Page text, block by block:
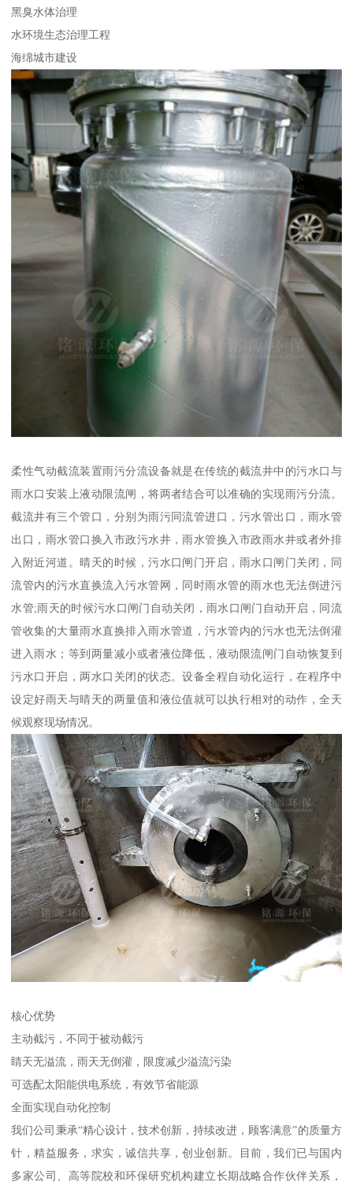
黑臭水体治理
水环境生态治理工程
海绵城市建设
柔性气动截流装置雨污分流设备就是在传统的截流井中的污水口与
雨水口安装上液动限流闸，将两者结合可以准确的实现雨污分流。
截流井有三个管口，分别为雨污同流管进口，污水管出口，雨水管
出口，雨水管口换入市政污水井，雨水管换入市政雨水井或者外排
入附近河道。晴天的时候，污水口闸门开启，雨水口闸门关闭，同
流管内的污水直换流入污水管网，同时雨水管的雨水也无法倒进污
水管;雨天的时候污水口闸门自动关闭，雨水口闸门自动开启，同流
管收集的大量雨水直换排入雨水管道，污水管内的污水也无法倒灌
进入雨水；等到两量减小或者液位降低，液动限流闸门自动恢复到
污水口开启，两水口关闭的状态。设备全程自动化运行，在程序中
设定好雨天与晴天的两量值和液位值就可以执行相对的动作，全天
候观察现场情况。
核心优势
主动截污，不同于被动截污
睛天无溢流，雨天无倒灌，限度减少溢流污染
可选配太阳能供电系统，有效节省能源
全面实现自动化控制
我们公司秉承“精心设计，技术创新，持续改进，顾客满意”的质量方
针，精益服务，求实，诚信共享，创业创新。目前，我们已与国内
多家公司、高等院校和环保研究机构建立长期战略合作伙伴关系，